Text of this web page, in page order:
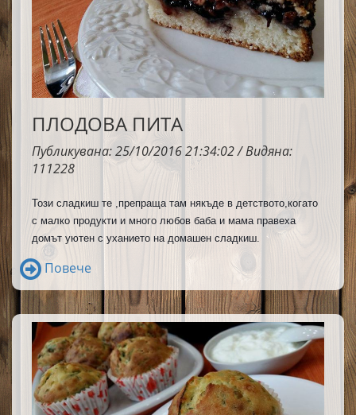
ПЛОДОВА ПИТА
Публикувана: 25/10/2016 21:34:02 / Видяна:
111228
Този сладкиш те ,препраща там някъде в детството,когато
с малко продукти и много любов баба и мама правеха
домът уютен с уханието на домашен сладкиш.
Повече